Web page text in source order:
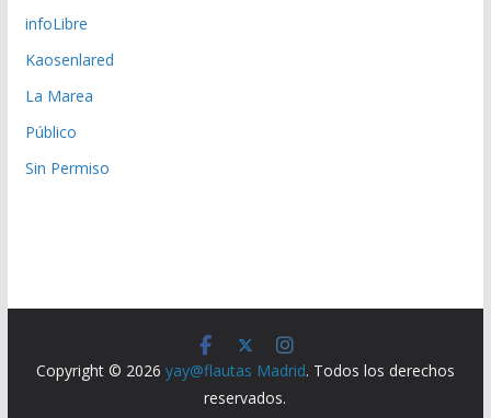
infoLibre
Kaosenlared
La Marea
Público
Sin Permiso
Copyright © 2026 yay@flautas Madrid. Todos los derechos
reservados.